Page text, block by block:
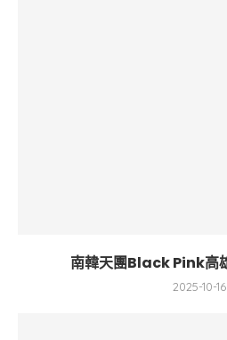
南韓天團Black Pink高
2025-10-16